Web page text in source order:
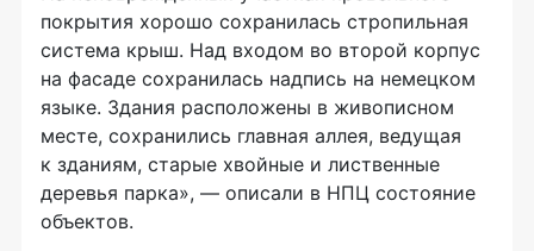
покрытия хорошо сохранилась стропильная
система крыш. Над входом во второй корпус
на фасаде сохранилась надпись на немецком
языке. Здания расположены в живописном
месте, сохранились главная аллея, ведущая
к зданиям, старые хвойные и лиственные
деревья парка», — описали в НПЦ состояние
объектов.